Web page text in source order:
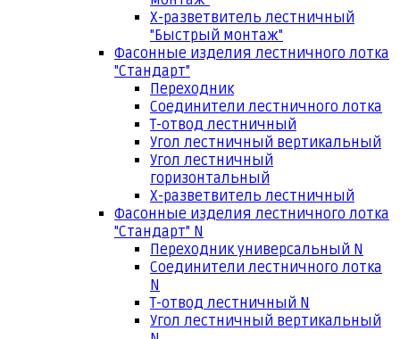
Х-разветвитель лестничный
"Быстрый монтаж"
Фасонные изделия лестничного лотка
"Стандарт"
Переходник
Соединители лестничного лотка
Т-отвод лестничный
Угол лестничный вертикальный
Угол лестничный
горизонтальный
Х-разветвитель лестничный
Фасонные изделия лестничного лотка
"Стандарт" N
Переходник универсальный N
Соединители лестничного лотка
N
Т-отвод лестничный N
Угол лестничный вертикальный